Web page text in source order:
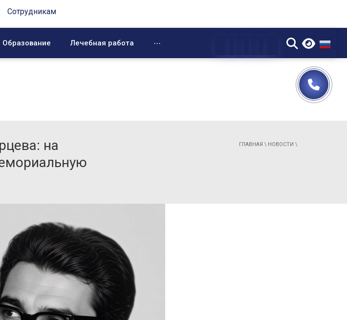
Сотрудникам
Образование Лечебная работа ⋯ ▼
на
ГЛАВНАЯ \ НОВОСТИ \